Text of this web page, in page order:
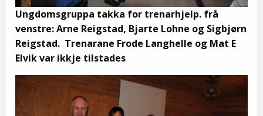
Ungdomsgruppa takka for trenarhjelp. frå
venstre: Arne Reigstad, Bjarte Lohne og Sigbjørn
Reigstad. Trenarane Frode Langhelle og Mat E
Elvik var ikkje tilstades